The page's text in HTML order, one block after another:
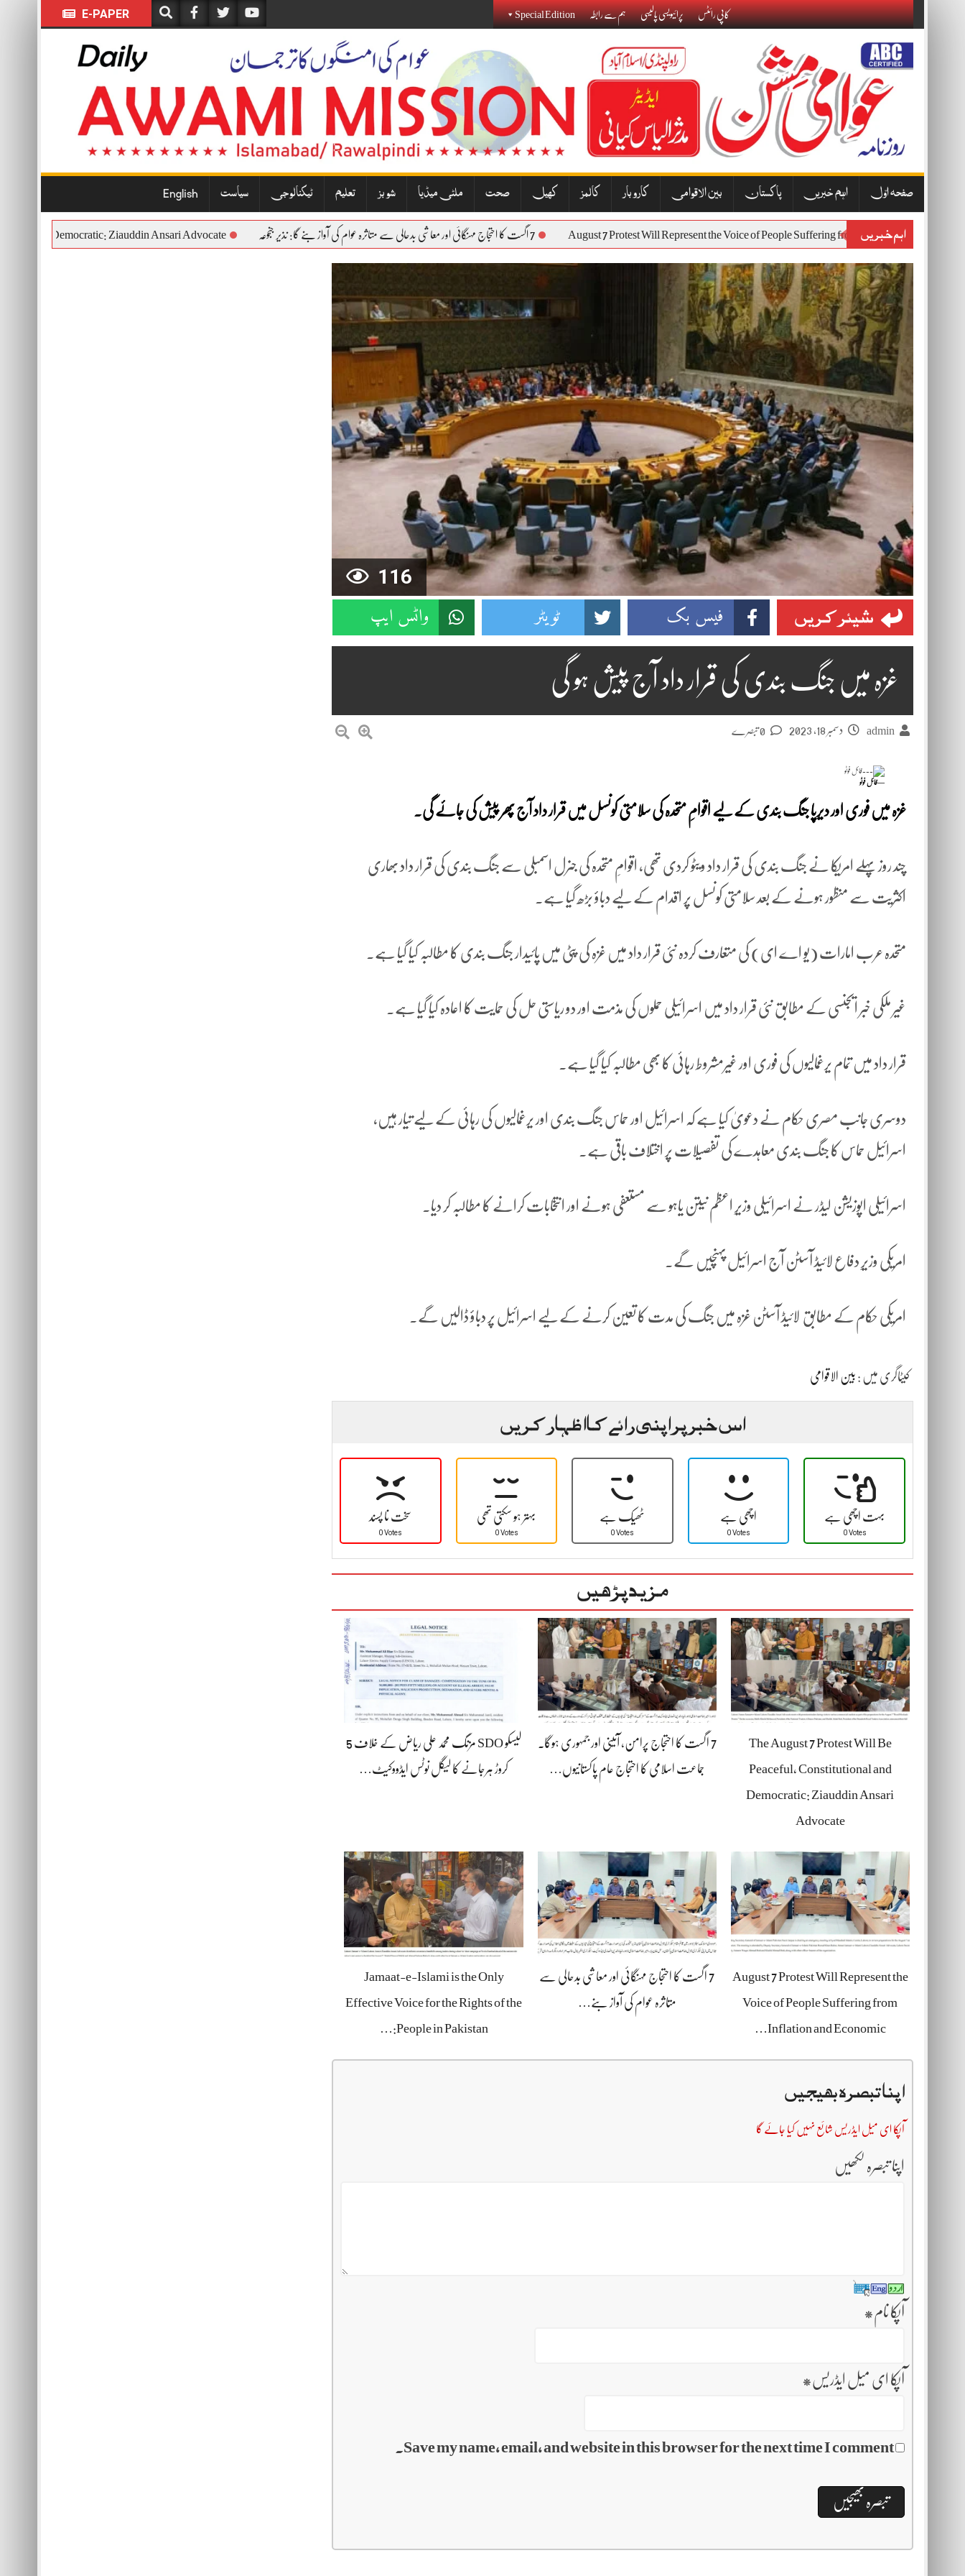
E-PAPER کاپی رائٹس پرائیویسی پالیسی ہم سے رابطہ Special Edition
صفحہ اوّل اہم خبریں پاکستان بین الاقوامی کاروبار کالمز کھیل صحت ملٹی میڈیا شوبز تعلیم ٹیکنالوجی سیاست English
اہم خبریں
August 7 Protest Will Represent the Voice of People Suffering from Inflation and 7 اگست کا احتجاج مہنگائی اور معاشی بدحالی سے متاثرہ عوام کی آواز بنے گا: نذیر جنجوعہ Constitutional and Democratic: Ziauddin Ansari Advocate
116
شیئر کریں فیس بک ٹویٹر واٹس ایپ
غزہ میں جنگ بندی کی قرار داد آج پیش ہو گی
admin دسمبر 18, 2023
—فائل فوٹو
غزہ میں فوری اور دیرپا جنگ بندی کے لیے اقوامِ متحدہ کی سلامتی کونسل میں قرار داد آج پھر پیش کی جائے گی۔
چند روز پہلے امریکا نے جنگ بندی کی قرار داد ویٹو کردی تھی، اقوامِ متحدہ کی جنرل اسمبلی سے جنگ بندی کی قرار داد بھاری
اکثریت سے منظور ہونے کے بعد سلامتی کونسل پر اقدام کے لیے دباؤ بڑھ گیا ہے۔
متحدہ عرب امارات (یو اے ای) کی متعارف کردہ نئی قرار داد میں غزہ کی پٹی میں پائیدار جنگ بندی کا مطالبہ کیا گیا ہے۔
غیر ملکی خبر ایجنسی کے مطابق نئی قرار داد میں اسرائیلی حملوں کی مذمت اور دو ریاستی حل کی حمایت کا اعادہ کیا گیا ہے۔
قرار داد میں تمام یرغمالیوں کی فوری اور غیرمشروط رہائی کا بھی مطالبہ کیا گیا ہے۔
دوسری جانب مصری حکام نے دعویٰ کیا ہے کہ اسرائیل اور حماس جنگ بندی اور یرغمالیوں کی رہائی کے لیے تیار ہیں،
اسرائیل حماس کا جنگ بندی معاہدے کی تفصیلات پر اختلاف باقی ہے۔
اسرائیلی اپوزیشن لیڈر نے اسرائیلی وزیرِ اعظم نیتن یاہو سے مستعفی ہونے اور انتخابات کرانے کا مطالبہ کر دیا۔
امریکی وزیرِ دفاع لائیڈ آسٹن آج اسرائیل پہنچیں گے۔
امریکی حکام کے مطابق لائیڈ آسٹن غزہ میں جنگ کی مدت کا تعین کرنے کے لیے اسرائیل پر دباؤ ڈالیں گے۔
کیٹاگری میں : بین الاقوامی
اس خبر پر اپنی رائے کا اظہار کریں
سخت نا پسند
0 Votes
بہتر ہو سکتی تھی
0 Votes
ٹھیک ہے
0 Votes
اچھی ہے
0 Votes
بہت اچھی ہے
0 Votes
مزید پڑھیں
The August 7 Protest Will Be
Peaceful, Constitutional and
Democratic: Ziauddin Ansari
Advocate
7 اگست کا احتجاج پرامن، آئینی اور جمہوری ہوگا۔
جماعت اسلامی کا احتجاج عام پاکستانیوں…
لیسکو SDO مزنگ محمد علی ریاض کے خلاف 5
کروڑ ہرجانے کا لیگل نوٹس ایڈووکیٹ…
August 7 Protest Will Represent the
Voice of People Suffering from
Inflation and Economic…
7 اگست کا احتجاج مہنگائی اور معاشی بدحالی سے
متاثرہ عوام کی آواز بنے…
Jamaat-e-Islami is the Only
Effective Voice for the Rights of the
People in Pakistan:…
اپنا تبصرہ بھیجیں
آپکا ای میل ایڈریس شائع نہیں کیا جائے گا
اپنا تبصرہ لکھیں
آپکا نام *
آپکا ای میل ایڈریس *
Save my name, email, and website in this browser for the next time I comment.